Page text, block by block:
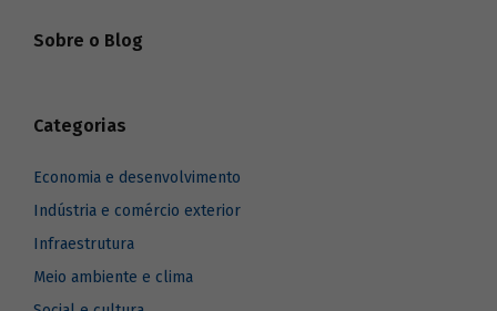
Sobre o Blog
Categorias
Economia e desenvolvimento
Indústria e comércio exterior
Infraestrutura
Meio ambiente e clima